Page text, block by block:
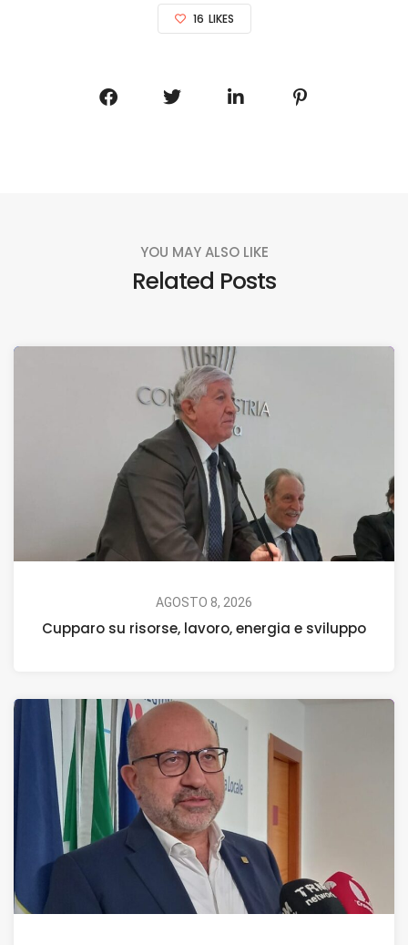
16 LIKES
YOU MAY ALSO LIKE
Related Posts
AGOSTO 8, 2026
Cupparo su risorse, lavoro, energia e sviluppo